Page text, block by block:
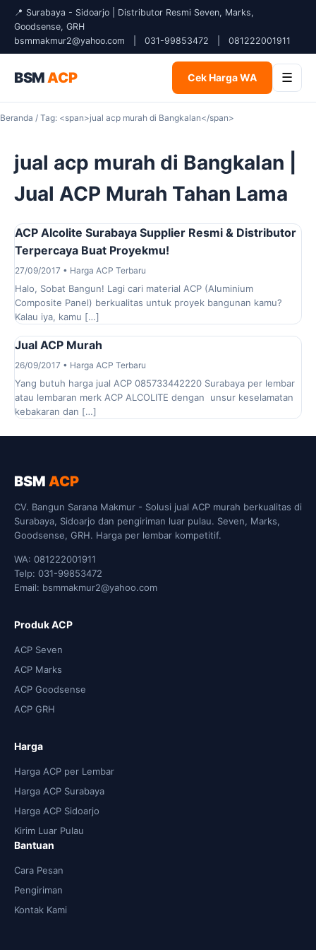
📍 Surabaya - Sidoarjo | Distributor Resmi Seven, Marks,
Goodsense, GRH
bsmmakmur2@yahoo.com
031-99853472 081222001911
BSMACP Cek Harga WA ☰
Beranda / Tag: <span>jual acp murah di Bangkalan</span>
jual acp murah di Bangkalan |
Jual ACP Murah Tahan Lama
ACP Alcolite Surabaya Supplier Resmi & Distributor
Terpercaya Buat Proyekmu!
27/09/2017 • Harga ACP Terbaru
Halo, Sobat Bangun! Lagi cari material ACP (Aluminium
Composite Panel) berkualitas untuk proyek bangunan kamu?
Kalau iya, kamu […]
Jual ACP Murah
26/09/2017 • Harga ACP Terbaru
Yang butuh harga jual ACP 085733442220 Surabaya per lembar
atau lembaran merk ACP ALCOLITE dengan unsur keselamatan
kebakaran dan […]
BSM ACP
CV. Bangun Sarana Makmur - Solusi jual ACP murah berkualitas di
Surabaya, Sidoarjo dan pengiriman luar pulau. Seven, Marks,
Goodsense, GRH. Harga per lembar kompetitif.
WA: 081222001911
Telp: 031-99853472
Email: bsmmakmur2@yahoo.com
Produk ACP
ACP Seven
ACP Marks
ACP Goodsense
ACP GRH
Harga
Harga ACP per Lembar
Harga ACP Surabaya
Harga ACP Sidoarjo
Kirim Luar Pulau
Bantuan
Cara Pesan
Pengiriman
Kontak Kami